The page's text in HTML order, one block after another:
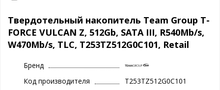
Твердотельный накопитель Team Group T-
FORCE VULCAN Z, 512Gb, SATA III, R540Mb/s,
W470Mb/s, TLC, T253TZ512G0C101, Retail
Бренд
Код производителя
T253TZ512G0C101